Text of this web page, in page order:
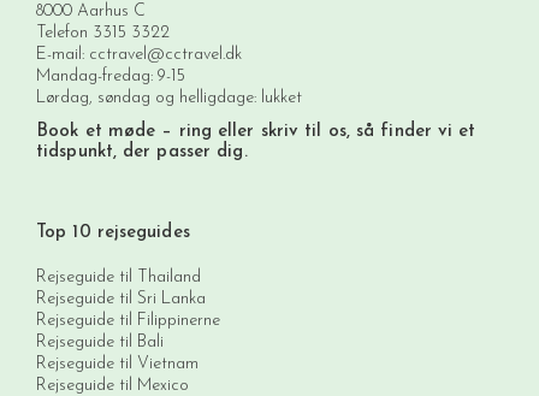
8000 Aarhus C
Telefon 3315 3322
E-mail: cctravel@cctravel.dk
Mandag-fredag: 9-15
Lørdag, søndag og helligdage: lukket
Book et møde – ring eller skriv til os, så finder vi et
tidspunkt, der passer dig.
Top 10 rejseguides
Rejseguide til Thailand
Rejseguide til Sri Lanka
Rejseguide til Filippinerne
Rejseguide til Bali
Rejseguide til Vietnam
Rejseguide til Mexico